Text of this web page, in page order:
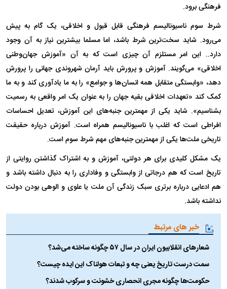
فرهنگی برود.
شرط سوم ناسیونالیسم فرهنگی قابل قبول و اخلاقی، یک گام به پیش
می‌رود. شاید سخت‌ترین شرط باشد، اما مسلما بیشترین نیاز به آن وجود
دارد.. این امر مستلزم آن چیزی است که به آن «آموزش جهان‌وطنی
اخلاقی» می‌گویند. آموزش و پرورش باید آرمان شهروندی جهانی را پرورش
دهد، «وابستگی متقابل همه انسان‌ها و جوامع» را به ما یادآوری کند و به ما
کمک کند «تعهدات اخلاقی بقیه جهان را به عنوان یک امر واقعی به رسمیت
بشناسیم». شاید یکی از مهمترین جنبه‌های این آموزش، تعدیل احساسات
افراطی است که اغلب با ناسیونالیسم همراه است. آموزش درباره حقیقت
تاریخی ملت‌ها یکی از مهمترین جنبه‌های مهم شرط سوم است.
یک مشکل کلیدی برای هر دولتی، آموزش و به اشتراک گذاشتن روایتی از
تاریخ است که هم درجاتی از وابستگی و وفاداری را به دنبال داشته باشد و
هم ادعایی درباره برتری سبک زندگی آن ملت یا علوی و الوهی بودن دولت
نداشته باشد.
خبر های مرتبط
شعار‌های انقلابیون ایران در سال ۵۷ چگونه ساخته می‌شد؟
سمت درست تاریخ یعنی چه و تبعات هولناک این ایده چیست؟
حکومت‌ها چگونه مجری انحصاری خشونت و سرکوب شدند؟